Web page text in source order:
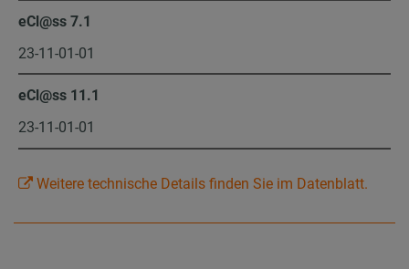
eCl@ss 7.1
23-11-01-01
eCl@ss 11.1
23-11-01-01
Weitere technische Details finden Sie im Datenblatt.